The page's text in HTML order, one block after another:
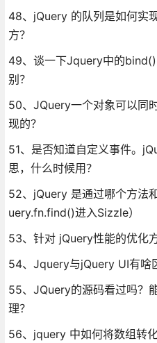
48、jQuery 的队列是如何实
方？
49、谈一下Jquery中的
别？
50、JQuery一个对象可以同
现的？
51、是否知道自定义事件。
思，什么时候用？
52、jQuery 是通过哪个方法
uery.fn.find()进入Sizzle）
53、针对 jQuery性能的优化
54、Jquery与jQuery UI有啥
55、JQuery的源码看过吗？
理？
56、jquery 中如何将数组转